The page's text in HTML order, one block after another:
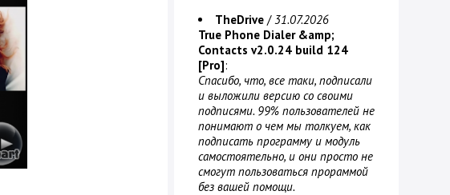
TheDrive /31.07.2026
True Phone Dialer &amp;
Contacts v2.0.24 build 124
[Pro]:
Спасибо, что, все таки, подписали
и выложили версию со своими
подписями. 99% пользователей не
понимают о чем мы толкуем, как
подписать программу и модуль
самостоятельно, и они просто не
смогут пользоваться прораммой
без вашей помощи.